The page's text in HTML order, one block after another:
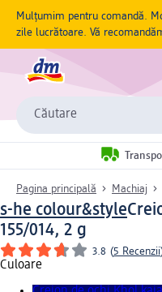
Mulțumim pentru comandă.
zile lucrătoare. Vă
Căutare
Pagina principală Machiaj
s-he colour&style
155/014, 2 g
3.8 (5 Recenzii
Culoare